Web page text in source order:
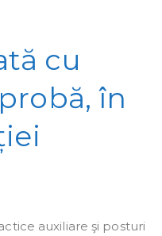
cu
în
auxiliare şi posturi